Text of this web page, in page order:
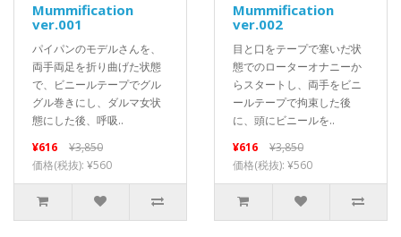
Mummification
ver.001
パイパンのモデルさんを、
両手両足を折り曲げた状態
で、ビニールテープでグル
グル巻きにし、ダルマ女状
態にした後、呼吸..
¥616
¥3,850
価格(税抜): ¥560
Mummification
ver.002
目と口をテープで塞いだ状
態でのローターオナニーか
らスタートし、両手をビニ
ールテープで拘束した後
に、頭にビニールを..
¥616
¥3,850
価格(税抜): ¥560